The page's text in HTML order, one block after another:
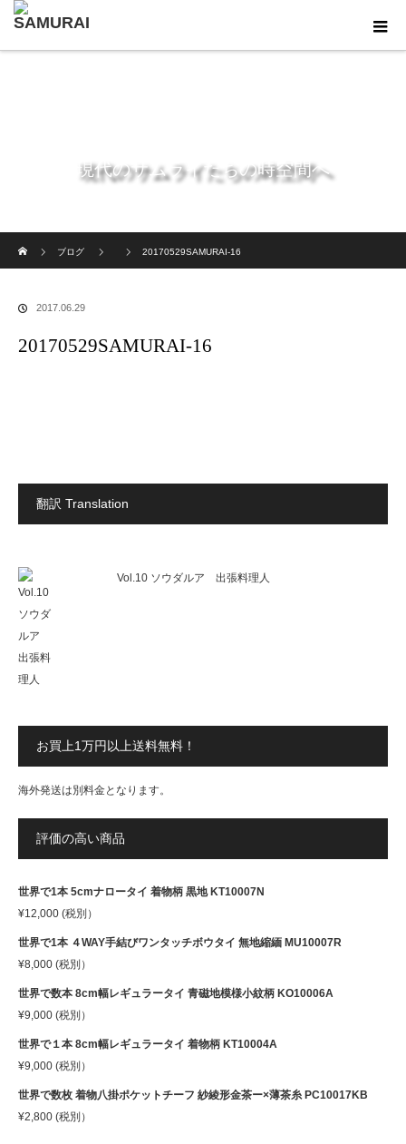
現代のサムライたちの時空間へ
ブログ
20170529SAMURAI-16
2017.06.29
20170529SAMURAI-16
翻訳 Translation
Vol.10 ソウダルア 出張料理人
お買上1万円以上送料無料！
海外発送は別料金となります。
評価の高い商品
世界で1本 5cmナロータイ 着物柄 黒地 KT10007N
¥12,000 (税別）
世界で1本 ４WAY手結びワンタッチボウタイ 無地縮緬 MU10007R
¥8,000 (税別）
世界で数本 8cm幅レギュラータイ 青磁地模様小紋柄 KO10006A
¥9,000 (税別）
世界で１本 8cm幅レギュラータイ 着物柄 KT10004A
¥9,000 (税別）
世界で数枚 着物八掛ポケットチーフ 紗綾形金茶ー×薄茶糸 PC10017KB
¥2,800 (税別）